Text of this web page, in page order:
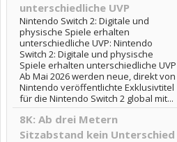
unterschiedliche UVP
Nintendo Switch 2: Digitale und
physische Spiele erhalten
unterschiedliche UVP: Nintendo
Switch 2: Digitale und physische
Spiele erhalten unterschiedliche UVP
Ab Mai 2026 werden neue, direkt von
Nintendo veröffentlichte Exklusivtitel
für die Nintendo Switch 2 global mit...
8K: Ab drei Metern
Sitzabstand kein Unterschied